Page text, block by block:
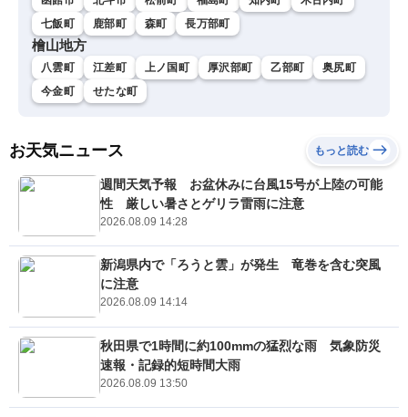
七飯町
鹿部町 森町 長万部町
檜山地方
八雲町 江差町 上ノ国町 厚沢部町 乙部町
奥尻町
今金町
せたな町
お天気ニュース もっと読む
週間天気予報 お盆休みに台風15号が上陸の可能
性 厳しい暑さとゲリラ雷雨に注意
2026.08.09 14:28
新潟県内で「ろうと雲」が発生 竜巻を含む突風
に注意
2026.08.09 14:14
秋田県で1時間に約100mmの猛烈な雨 気象防災
速報・記録的短時間大雨
2026.08.09 13:50